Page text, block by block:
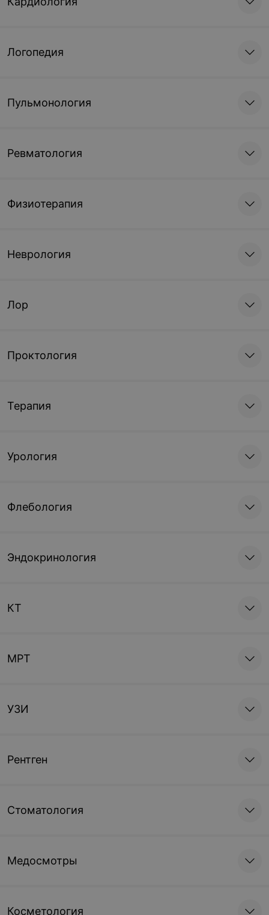
Логопедия
Пульмонология
Ревматология
Физиотерапия
Неврология
Лор
Проктология
Терапия
Урология
Флебология
Эндокринология
КТ
МРТ
УЗИ
Рентген
Стоматология
Медосмотры
Косметология